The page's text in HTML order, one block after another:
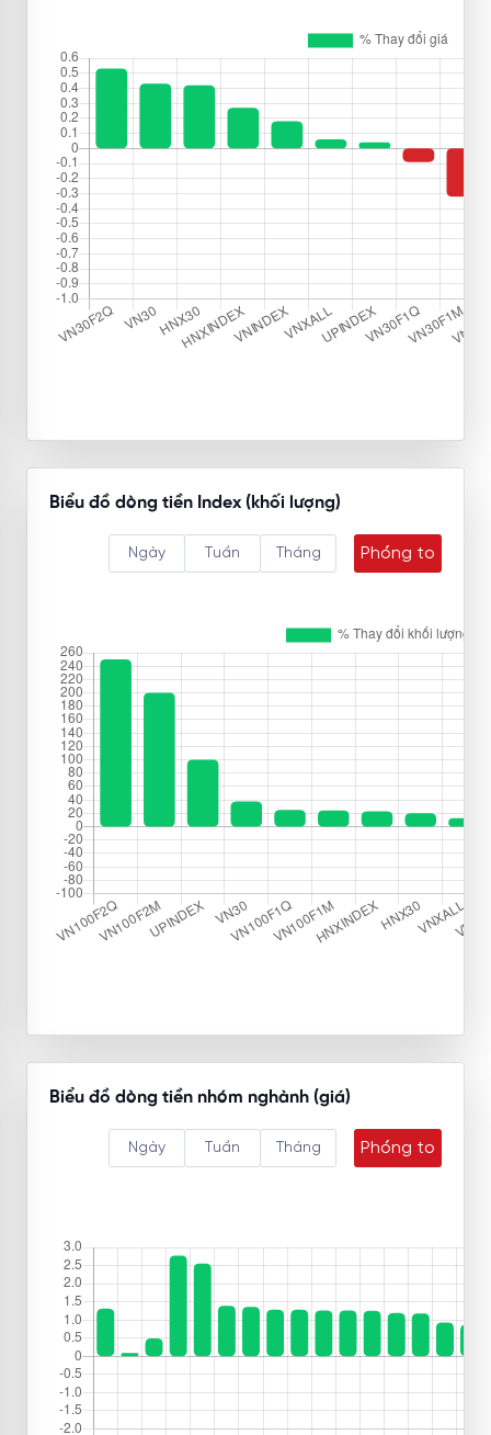
Biểu đồ dòng tiền Index (khối lượng)
Ngày Tuần Tháng Phóng to
Biểu đồ dòng tiền nhóm nghành (giá)
Ngày Tuần Tháng Phóng to